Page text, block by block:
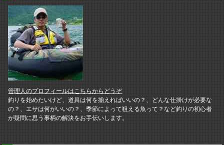
管理人のプロフィールはこちらからどうぞ
釣りを始めたいけど、道具は何を揃えればいいの？、どんな仕掛けが必要な
の？、エサは何がいいの？、季節によって狙える魚って？など釣りの初心者
が疑問に思う事柄の解決をお手伝いします。